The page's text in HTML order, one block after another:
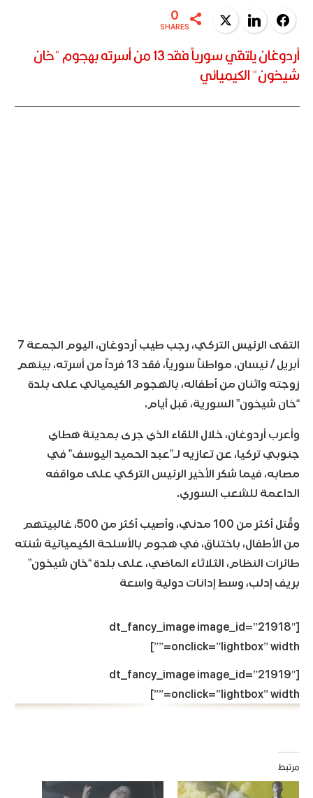
Facebook
LinkedIn
Twitter
0
SHARES
أردوغان يلتقي سورياً فقد 13 من أسرته بهجوم "خان
شيخون" الكيميائي
التقى الرئيس التركي، رجب طيب أردوغان، اليوم الجمعة 7
أبريل / نيسان، مواطناً سورياً، فقد 13 فرداً من أسرته، بينهم
زوجته واثنان من أطفاله، بالهجوم الكيميائي على بلدة
“خان شيخون” السورية، قبل أيام.
وأعرب أردوغان، خلال اللقاء الذي جرى بمدينة هطاي
جنوبي تركيا، عن تعازيه لـ”عبد الحميد اليوسف” في
مصابه، فيما شكر الأخير الرئيس التركي على مواقفه
الداعمة للشعب السوري.
وقُتل أكثر من 100 مدني، وأصيب أكثر من 500، غالبيتهم
من الأطفال، باختناق، في هجوم بالأسلحة الكيميائية شنته
طائرات النظام، الثلاثاء الماضي، على بلدة “خان شيخون”
بريف إدلب، وسط إدانات دولية واسعة
[dt_fancy_image image_id=”21918″
onclick=”lightbox” width=””]
[dt_fancy_image image_id=”21919″
onclick=”lightbox” width=””]
مرتبط